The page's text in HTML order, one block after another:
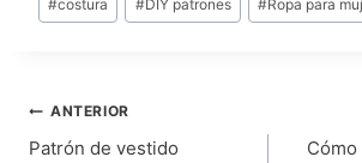
#costura #DIY patrones #Ropa para
ANTERIOR
Patrón de vestido